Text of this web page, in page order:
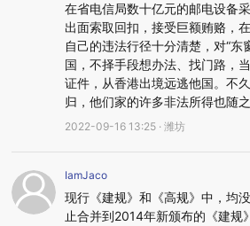
在省电信局数十亿元的邮电设备
出面索取回扣，接受巨额贿赂
自己的违法行径十分清楚，对“
国，不择手段想办法、找门路，
证件，从香港出境远逃他国。不
归，他们家的许多非法所得也随
2022-09-16 13:25 · 潍坊
IamJaco
现行《建规》和《高规》中，均
止合并到2014年新颁布的《建